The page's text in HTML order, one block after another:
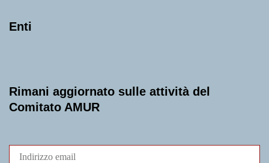
Enti
Rimani aggiornato sulle attività del
Comitato AMUR